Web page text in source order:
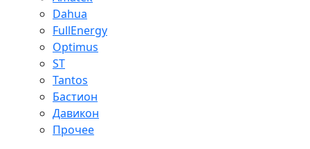
Dahua
FullEnergy
Optimus
ST
Tantos
Бастион
Давикон
Прочее